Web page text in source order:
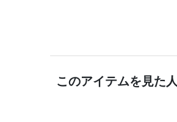
このアイテムを見た